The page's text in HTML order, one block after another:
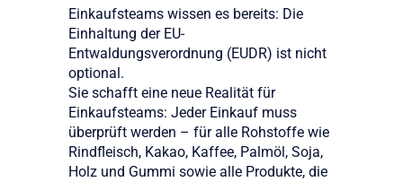
Einkaufsteams wissen es bereits: Die
Einhaltung der EU-
Entwaldungsverordnung (EUDR) ist nicht
optional.
Sie schafft eine neue Realität für
Einkaufsteams: Jeder Einkauf muss
überprüft werden – für alle Rohstoffe wie
Rindfleisch, Kakao, Kaffee, Palmöl, Soja,
Holz und Gummi sowie alle Produkte, die